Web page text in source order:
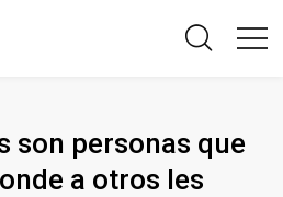
son personas que
a otros les